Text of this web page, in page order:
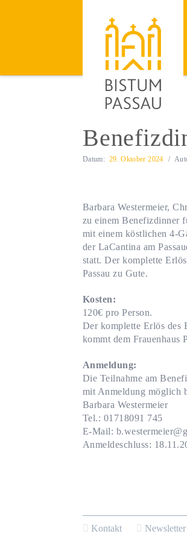
JESUS
ENTDECKEN
Datum: 29. Oktober 2024
Barbara Westermeier,
zu einem Benefizdinner
mit einem köstlichen 4-
der LaCantina am
statt. Der komplette
Passau zu Gute.
Kosten:
120€ pro Person.
Der komplette Erlös des
kommt dem Frauenhaus
Anmeldung:
Die Teilnahme am
mit Anmeldung möglich
Barbara Westermeier
Tel.: 01718091 745
E-Mail:
Anmeldeschluss:
Kontakt Newsletter